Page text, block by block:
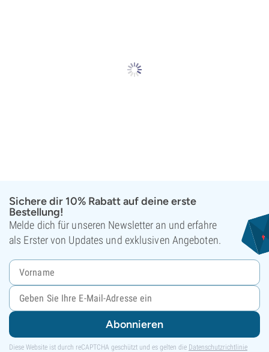
Sichere dir 10% Rabatt auf deine erste
Bestellung!
Melde dich für unseren Newsletter an und erfahre
als Erster von Updates und exklusiven Angeboten.
Abonnieren
Diese Website ist durch reCAPTCHA geschützt und es gelten die Datenschutzrichtlinie